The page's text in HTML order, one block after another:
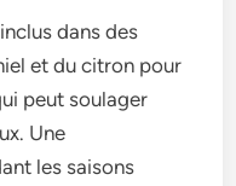
dans des
et du citron pour
peut soulager
Une
les saisons